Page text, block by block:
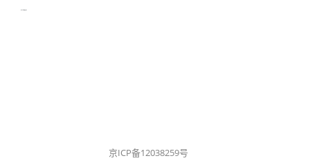
京ICP备12038259号